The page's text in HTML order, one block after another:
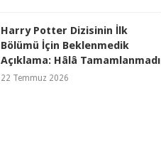
Harry Potter Dizisinin İlk
Bölümü İçin Beklenmedik
Açıklama: Hâlâ Tamamlanmadı
22 Temmuz 2026